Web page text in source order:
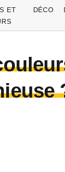
ET
DÉCO